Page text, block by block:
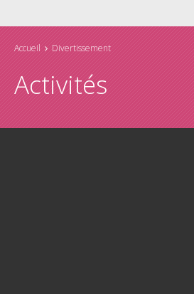
Accueil Divertissement
Activités